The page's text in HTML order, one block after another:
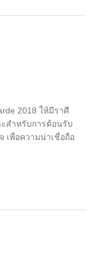
2018 ให้มีราศี
ะสำหรับการต้อนรับ
เพื่อความน่าเชื่อถือ